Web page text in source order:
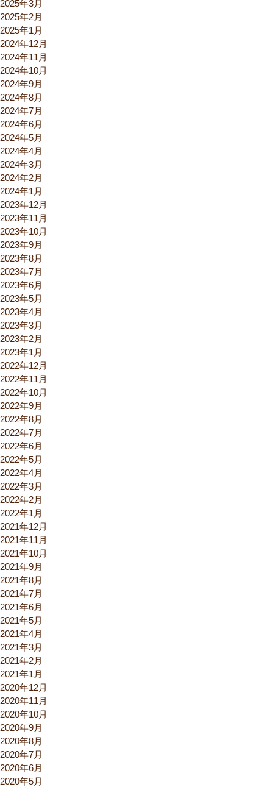
2025年3月
2025年2月
2025年1月
2024年12月
2024年11月
2024年10月
2024年9月
2024年8月
2024年7月
2024年6月
2024年5月
2024年4月
2024年3月
2024年2月
2024年1月
2023年12月
2023年11月
2023年10月
2023年9月
2023年8月
2023年7月
2023年6月
2023年5月
2023年4月
2023年3月
2023年2月
2023年1月
2022年12月
2022年11月
2022年10月
2022年9月
2022年8月
2022年7月
2022年6月
2022年5月
2022年4月
2022年3月
2022年2月
2022年1月
2021年12月
2021年11月
2021年10月
2021年9月
2021年8月
2021年7月
2021年6月
2021年5月
2021年4月
2021年3月
2021年2月
2021年1月
2020年12月
2020年11月
2020年10月
2020年9月
2020年8月
2020年7月
2020年6月
2020年5月